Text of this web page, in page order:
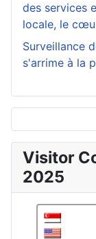
des services
locale, le
Surveillance
s'arrime à la
Visitor
2025